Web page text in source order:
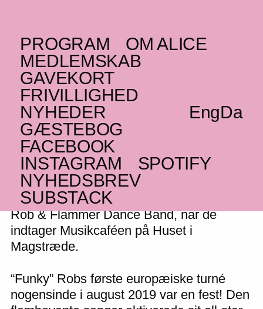
PROGRAM
OM ALICE
MEDLEMSKAB
GAVEKORT
FRIVILLIGHED
NYHEDER
Da
Eng
GÆSTEBOG
FACEBOOK
INSTAGRAM
SPOTIFY
NYHEDSBREV
SUBSTACK
ONSDAG _18.01.23
Rob & Flammer Dance
Band (GH/NO)
Ghanesisk legende indtager Musikcaféen
med kosmisk afro-funk
Ryst kroppen til funk på ghanesisk vis med
Rob & Flammer Dance Band, når de
indtager Musikcaféen på Huset i
Magstræde.
“Funky” Robs første europæiske turné
nogensinde i august 2019 var en fest! Den